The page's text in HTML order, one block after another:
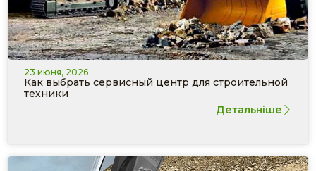
23 июня, 2026
Как выбрать сервисный центр для строительной
техники
Детальніше